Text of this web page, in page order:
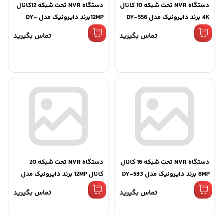
دستگاه NVR تحت شبکه 10 کانال
4K برند دایرونیک مدل DY-556
تماس بگیرید
دستگاه NVR تحت شبکه 12کانال
12MPبرند دایرونیک مدل DY-
553
تماس بگیرید
دستگاه NVR تحت شبکه 16 کانال
8MP برند دایرونیک مدل DY-533
تماس بگیرید
دستگاه NVR تحت شبکه 20
کانال 12MP برند دایرونیک مدل
DY-554
تماس بگیرید